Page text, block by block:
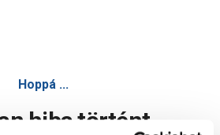
Hoppá ...
hiba történt